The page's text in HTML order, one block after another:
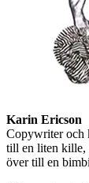
Karin Ericson
Copywriter och
till en liten kille,
över till en